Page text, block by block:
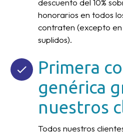
descuento del 10%
honorarios en todos
contraten (excepto
suplidos).
Primera
genérica
nuestros
Todos nuestros